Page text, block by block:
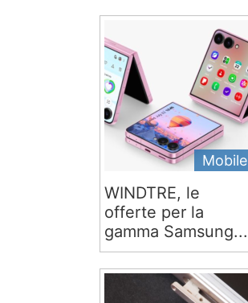
Mobile
WINDTRE, le
offerte per la
gamma Samsung...